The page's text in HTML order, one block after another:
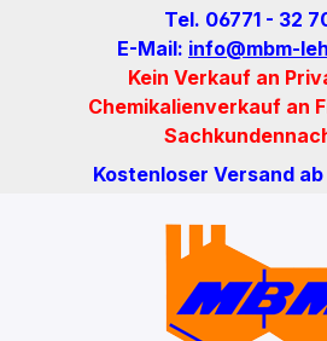
Zum Hauptinhalt springen
Tel. 06771 - 32
E-Mail: info@mbm-
Kein Verkauf an
Chemikalienverkauf an
Kostenloser Versand ab